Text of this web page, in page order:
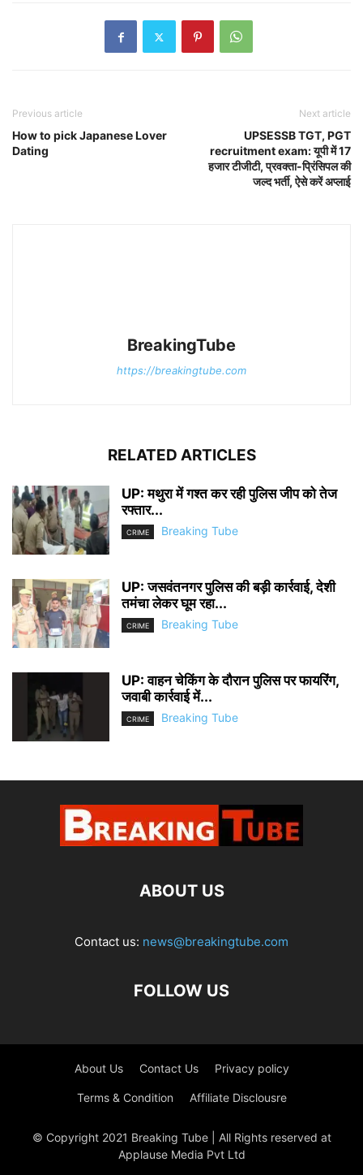
Previous article
How to pick Japanese Lover
Dating
Next article
UPSESSB TGT, PGT
recruitment exam: यूपी में 17
हजार टीजीटी, प्रवक्ता-प्रिंसिपल की
जल्द भर्ती, ऐसे करें अप्लाई
BreakingTube
https://breakingtube.com
RELATED ARTICLES
UP: मथुरा में गश्त कर रही पुलिस जीप को तेज
रफ्तार...
CRIME Breaking Tube
UP: जसवंतनगर पुलिस की बड़ी कार्रवाई, देशी
तमंचा लेकर घूम रहा...
CRIME Breaking Tube
UP: वाहन चेकिंग के दौरान पुलिस पर फायरिंग,
जवाबी कार्रवाई में...
CRIME Breaking Tube
ABOUT US
Contact us: news@breakingtube.com
FOLLOW US
About Us Contact Us Privacy policy
Terms & Condition Affiliate Disclousre
© Copyright 2021 Breaking Tube | All Rights reserved at
Applause Media Pvt Ltd